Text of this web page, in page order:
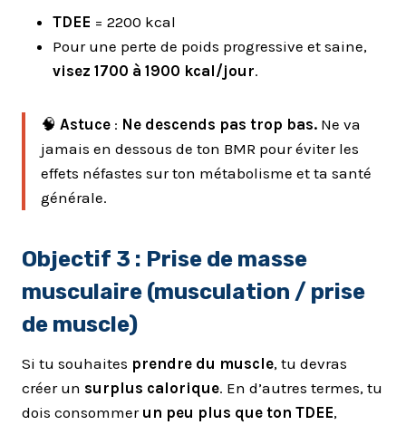
TDEE = 2200 kcal
Pour une perte de poids progressive et saine,
visez 1700 à 1900 kcal/jour.
🧠 Astuce : Ne descends pas trop bas. Ne va
jamais en dessous de ton BMR pour éviter les
effets néfastes sur ton métabolisme et ta santé
générale.
Objectif 3 : Prise de masse
musculaire (musculation / prise
de muscle)
Si tu souhaites prendre du muscle, tu devras
créer un surplus calorique. En d’autres termes, tu
dois consommer un peu plus que ton TDEE,